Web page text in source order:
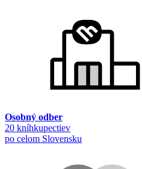
Osobný odber
20 kníhkupectiev
po celom Slovensku